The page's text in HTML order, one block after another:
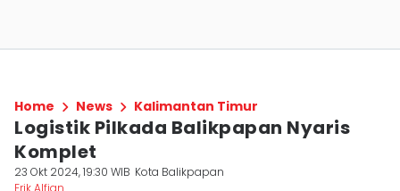
Home News Kalimantan Timur
Logistik Pilkada Balikpapan Nyaris
Komplet
23 Okt 2024, 19:30 WIB Kota Balikpapan
Erik Alfian